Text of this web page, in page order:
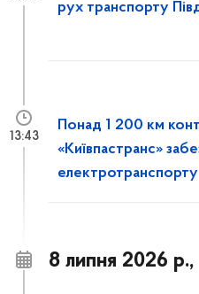
рух транспорту
Понад 1 200 км
«Київпастранс»
електротранспорту
13:43
8 липня 2026 р.,